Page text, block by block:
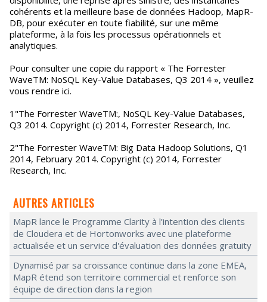
cohérents et la meilleure base de données Hadoop, MapR-
DB, pour exécuter en toute fiabilité, sur une même
plateforme, à la fois les processus opérationnels et
analytiques.
Pour consulter une copie du rapport « The Forrester
WaveTM: NoSQL Key-Value Databases, Q3 2014 », veuillez
vous rendre ici.
1"The Forrester WaveTM:, NoSQL Key-Value Databases,
Q3 2014. Copyright (c) 2014, Forrester Research, Inc.
2"The Forrester WaveTM: Big Data Hadoop Solutions, Q1
2014, February 2014. Copyright (c) 2014, Forrester
Research, Inc.
AUTRES ARTICLES
MapR lance le Programme Clarity à l’intention des clients
de Cloudera et de Hortonworks avec une plateforme
actualisée et un service d'évaluation des données gratuity
Dynamisé par sa croissance continue dans la zone EMEA,
MapR étend son territoire commercial et renforce son
équipe de direction dans la region